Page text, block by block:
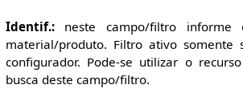
Identif.:neste campo/filtro informe
material/produto. Filtro ativo somente
configurador. Pode-se utilizar o
busca deste campo/filtro.